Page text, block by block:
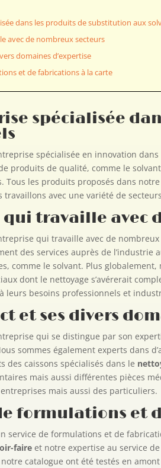
dans les produits de substitution aux
avec de nombreux secteurs
domaines d’expertise
et de fabrications à la carte
spécialisée
spécialisée en innovation
produits de qualité, comme le
Tous les produits proposés dans
travaillons avec une variété de
qui travaille avec
qui travaille avec de
des services auprès de
comme le solvant. Plus
dont le nettoyage s’avérerait
leurs besoins professionnels et
et ses divers
qui se distingue par son
sommes également experts dans
des caissons spécialisés dans le
mais aussi différentes pièces
mais aussi des particuliers.
formulations et
service de formulations et de
faire et notre expertise au service
catalogue ont été testés en